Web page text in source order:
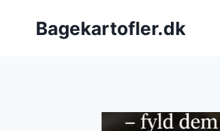
Bagekartofler.dk